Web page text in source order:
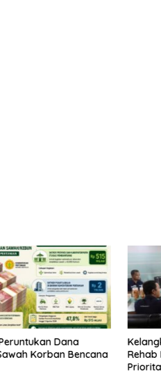
Dana
Korban Bencana
Rehab